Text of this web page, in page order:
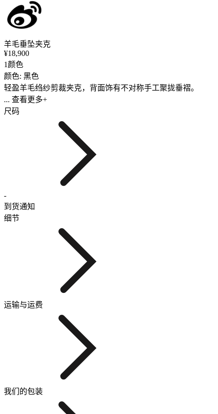
羊毛垂坠夹克
¥18,900
1颜色
颜色: 黑色
轻盈羊毛绉纱剪裁夹克，背面饰有不对称手工聚拢垂褶。
... 查看更多+
尺码
-
到货通知
细节
运输与运费
我们的包装